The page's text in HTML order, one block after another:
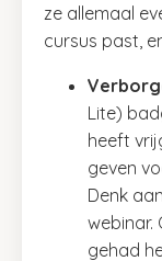
ze allemaal
cursus past,
Lite)
heeft
geven
Denk
webinar.
gehad